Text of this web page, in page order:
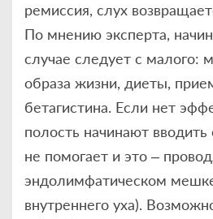
ремиссия, слух
По мнению эксперта,
случае следует с малого:
образа жизни, диеты,
бетагистина. Если нет
полость начинают
не помогает и это –
эндолимфатическом
внутреннего уха).